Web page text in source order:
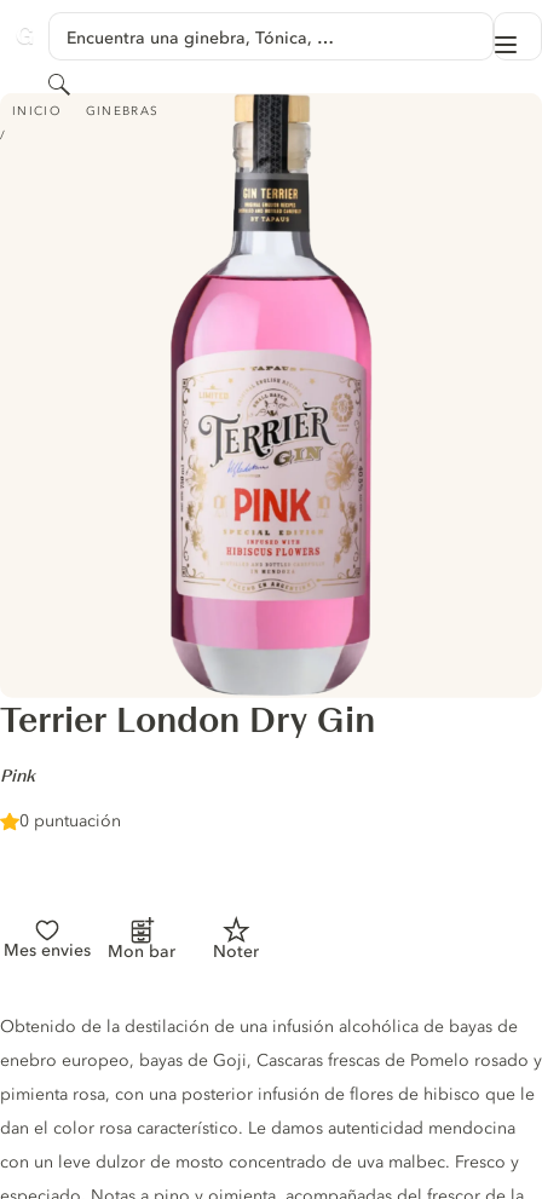
GINVENTORY
Encuentra una ginebra, Tónica, …
Buscar
INICIO GINEBRAS
TERRIER LONDON DRY GIN - PINK
Terrier London Dry Gin
-
Pink
0 puntuación
Mes envies Mon bar Noter
Gin description
Obtenido de la destilación de una infusión alcohólica de bayas de
enebro europeo, bayas de Goji, Cascaras frescas de Pomelo rosado y
pimienta rosa, con una posterior infusión de flores de hibisco que le
dan el color rosa característico. Le damos autenticidad mendocina
con un leve dulzor de mosto concentrado de uva malbec. Fresco y